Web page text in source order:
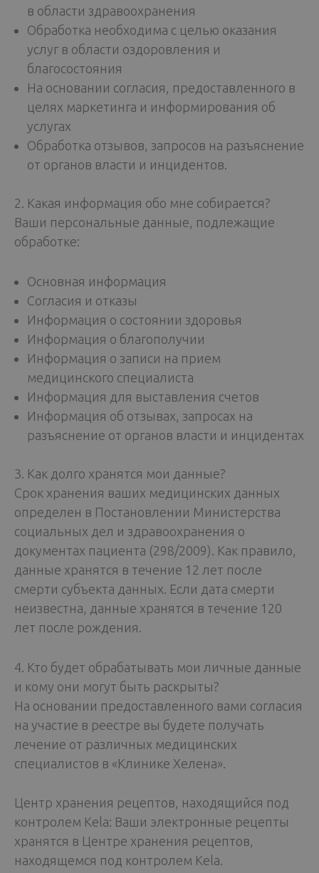
в области здравоохранения
Обработка необходима с целью оказания
услуг в области оздоровления и
благосостояния
На основании согласия, предоставленного в
целях маркетинга и информирования об
услугах
Обработка отзывов, запросов на разъяснение
от органов власти и инцидентов.
2. Какая информация обо мне собирается?
Ваши персональные данные, подлежащие
обработке:
Основная информация
Согласия и отказы
Информация о состоянии здоровья
Информация о благополучии
Информация о записи на прием
медицинского специалиста
Информация для выставления счетов
Информация об отзывах, запросах на
разъяснение от органов власти и инцидентах
3. Как долго хранятся мои данные?
Срок хранения ваших медицинских данных
определен в Постановлении Министерства
социальных дел и здравоохранения о
документах пациента (298/2009). Как правило,
данные хранятся в течение 12 лет после
смерти субъекта данных. Если дата смерти
неизвестна, данные хранятся в течение 120
лет после рождения.
4. Кто будет обрабатывать мои личные данные
и кому они могут быть раскрыты?
На основании предоставленного вами согласия
на участие в реестре вы будете получать
лечение от различных медицинских
специалистов в «Клинике Хелена».
Центр хранения рецептов, находящийся под
контролем Kela: Ваши электронные рецепты
хранятся в Центре хранения рецептов,
находящемся под контролем Kela.